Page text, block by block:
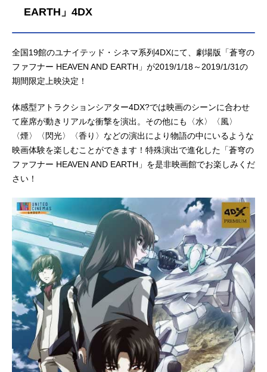
EARTH」4DX
全国19館のユナイテッド・シネマ系列4DXにて、劇場版「蒼穹の
ファフナー HEAVEN AND EARTH」が2019/1/18～2019/1/31の
期間限定上映決定！
体感型アトラクションシアター4DX?では映画のシーンに合わせ
て座席が動きリアルな衝撃を演出。その他にも〈水〉〈風〉
〈煙〉〈閃光〉〈香り〉などの演出により物語の中にいるような
映画体験を楽しむことができます！特殊演出で進化した「蒼穹の
ファフナー HEAVEN AND EARTH」を是非映画館でお楽しみくだ
さい！